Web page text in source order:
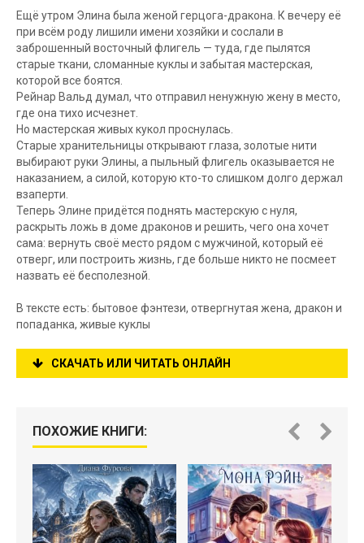
Ещё утром Элина была женой герцога-дракона. К вечеру её
при всём роду лишили имени хозяйки и сослали в
заброшенный восточный флигель — туда, где пылятся
старые ткани, сломанные куклы и забытая мастерская,
которой все боятся.
Рейнар Вальд думал, что отправил ненужную жену в место,
где она тихо исчезнет.
Но мастерская живых кукол проснулась.
Старые хранительницы открывают глаза, золотые нити
выбирают руки Элины, а пыльный флигель оказывается не
наказанием, а силой, которую кто-то слишком долго держал
взаперти.
Теперь Элине придётся поднять мастерскую с нуля,
раскрыть ложь в доме драконов и решить, чего она хочет
сама: вернуть своё место рядом с мужчиной, который её
отверг, или построить жизнь, где больше никто не посмеет
назвать её бесполезной.
В тексте есть: бытовое фэнтези, отвергнутая жена, дракон и
попаданка, живые куклы
СКАЧАТЬ ИЛИ ЧИТАТЬ ОНЛАЙН
ПОХОЖИЕ КНИГИ: